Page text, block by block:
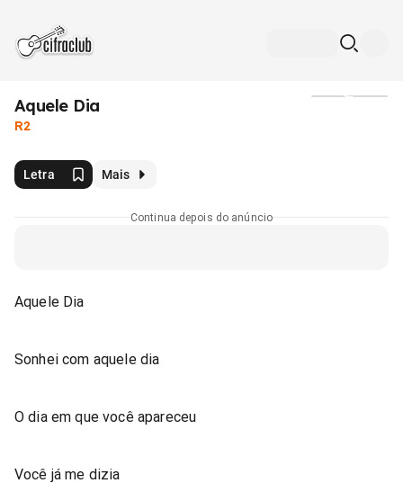
Aquele Dia
R2
Letra Mais
Continua depois do anúncio
Aquele Dia
Sonhei com aquele dia
O dia em que você apareceu
Você já me dizia